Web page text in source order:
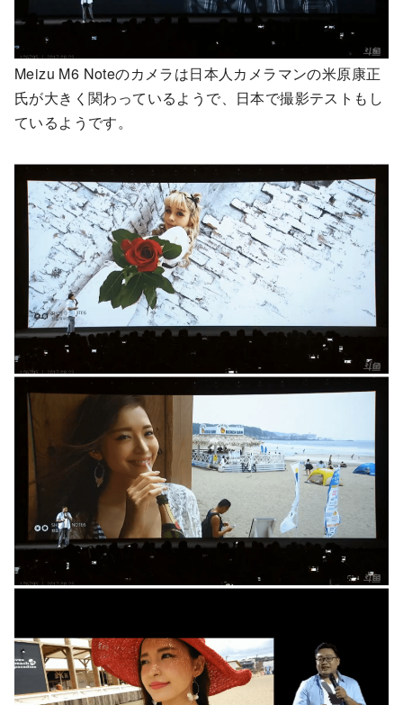
Meizu M6 Noteのカメラは日本人カメラマンの米原康正
氏が大きく関わっているようで、日本で撮影テストもし
ているようです。